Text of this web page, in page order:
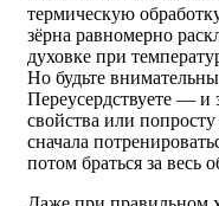
термическую
зёрна равномерно
духовке при
Но будьте
Переусердствуете — и
свойства или
сначала
потом браться за весь